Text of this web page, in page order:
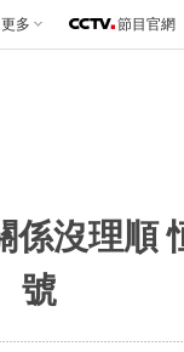
更多 節目官網
係沒理順
號